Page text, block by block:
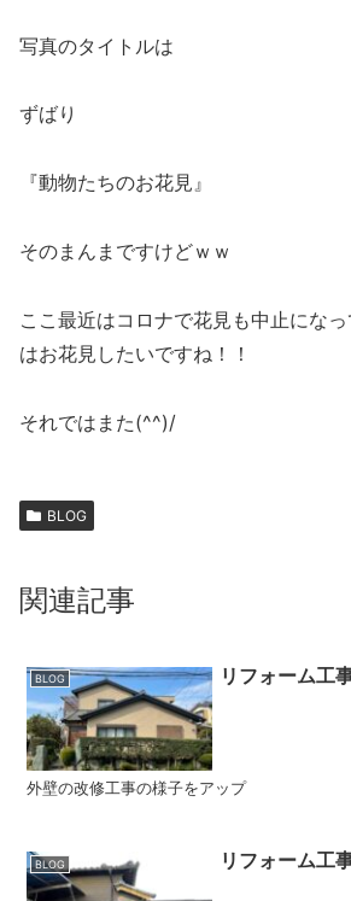
写真のタイトルは
ずばり
『動物たちのお花見』
そのまんまですけどｗｗ
ここ最近はコロナで花見も中止にな
はお花見したいですね！！
それではまた(^^)/
BLOG
関連記事
BLOG リフォーム工
外壁の改修工事の様子をアップ
BLOG リフォーム工